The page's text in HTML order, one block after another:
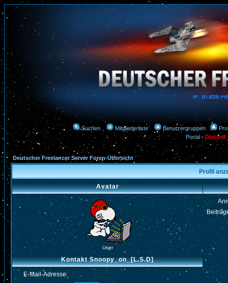
Suchen Mitgliederliste Benutzergruppen
Portal-Discord
Deutscher Freelancer Server Foren-Übersicht
Profil
Avatar
User
Kontakt Snoopy_on_[L.S.D]
E-Mail-Adresse: